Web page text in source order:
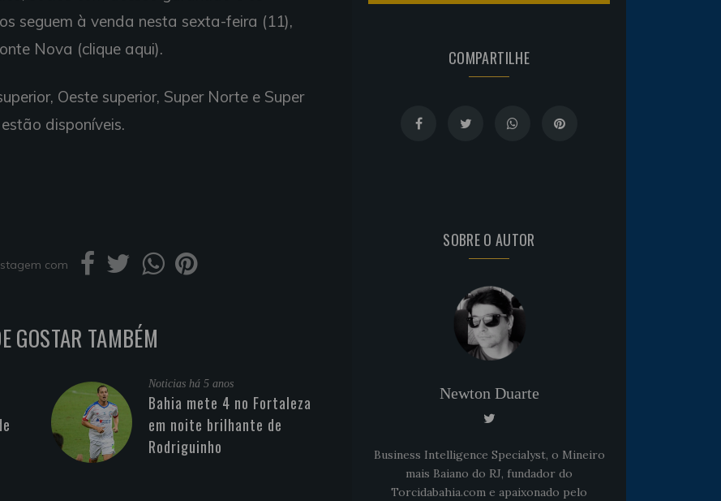
seguem à venda nesta sexta-feira (11),
Nova (clique aqui).
Oeste superior, Super Norte e Super
disponíveis.
com
GOSTAR TAMBÉM
Noticias há 5 anos
Bahia mete 4 no Fortaleza
em noite brilhante de
Rodriguinho
Goleiro Douglas Friedrich
fica em observação após
sofrer um corte no rosto
COMPARTILHE
SOBRE O AUTOR
Newton Duarte
Business Intelligence Specialyst, o Mineiro
mais Baiano do RJ, fundador do
Torcidabahia.com e apaixonado pelo